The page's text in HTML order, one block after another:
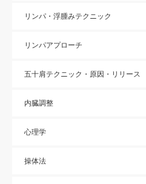
リンパ・浮腫みテクニック
リンパアプローチ
五十肩テクニック・原因・リリース
内臓調整
心理学
操体法